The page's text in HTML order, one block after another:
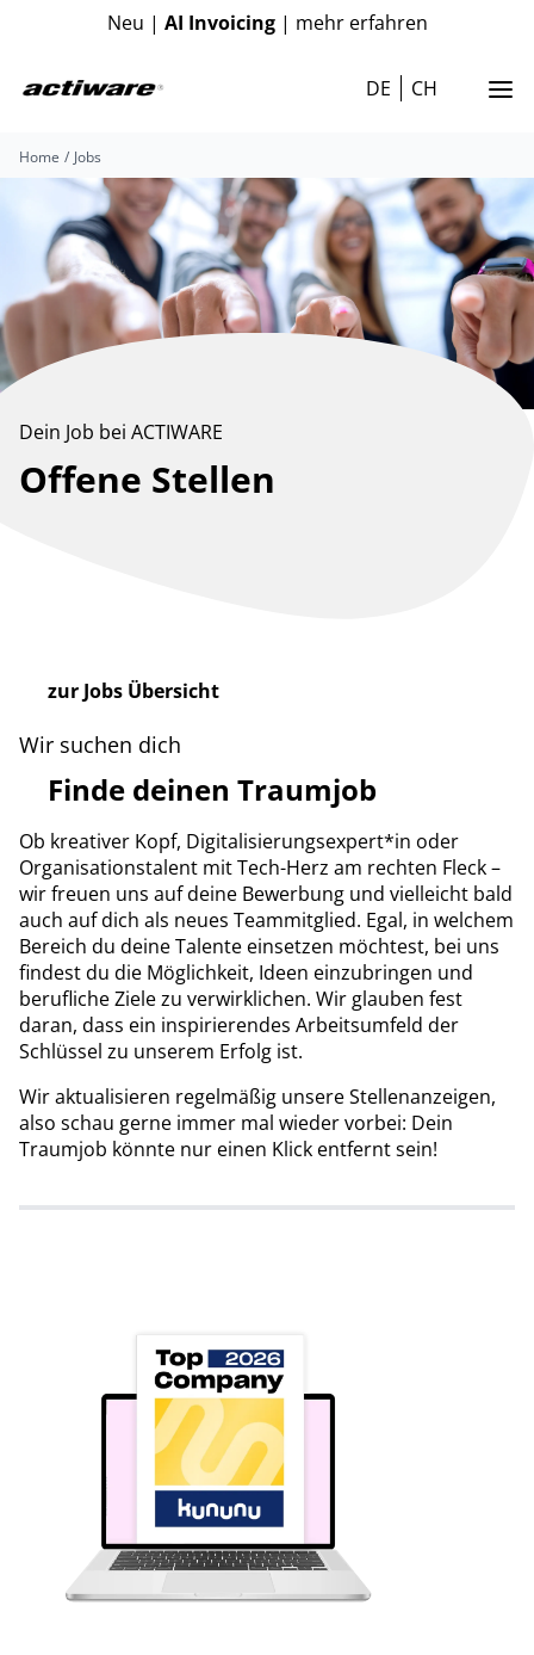
Neu | AI Invoicing| mehr erfahren
DE CH
Dein Job bei ACTIWARE
Offene Stellen
Home Jobs
zur Jobs Übersicht
Wir suchen dich
Finde deinen Traumjob
Ob kreativer Kopf, Digitalisierungsexpert*in oder
Organisationstalent mit Tech-Herz am rechten Fleck –
wir freuen uns auf deine Bewerbung und vielleicht bald
auch auf dich als neues Teammitglied. Egal, in welchem
Bereich du deine Talente einsetzen möchtest, bei uns
findest du die Möglichkeit, Ideen einzubringen und
berufliche Ziele zu verwirklichen. Wir glauben fest
daran, dass ein inspirierendes Arbeitsumfeld der
Schlüssel zu unserem Erfolg ist.
Wir aktualisieren regelmäßig unsere Stellenanzeigen,
also schau gerne immer mal wieder vorbei: Dein
Traumjob könnte nur einen Klick entfernt sein!